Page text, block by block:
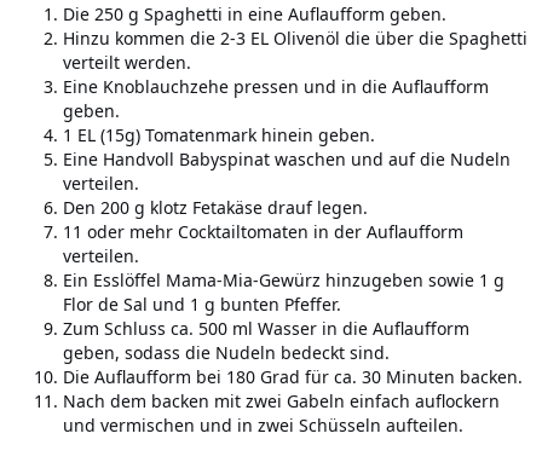
Die 250 g Spaghetti in eine Auflaufform geben.
Hinzu kommen die 2-3 EL Olivenöl die über die Spaghetti
verteilt werden.
Eine Knoblauchzehe pressen und in die Auflaufform
geben.
1 EL (15g) Tomatenmark hinein geben.
Eine Handvoll Babyspinat waschen und auf die Nudeln
verteilen.
Den 200 g klotz Fetakäse drauf legen.
11 oder mehr Cocktailtomaten in der Auflaufform
verteilen.
Ein Esslöffel Mama-Mia-Gewürz hinzugeben sowie 1 g
Flor de Sal und 1 g bunten Pfeffer.
Zum Schluss ca. 500 ml Wasser in die Auflaufform
geben, sodass die Nudeln bedeckt sind.
Die Auflaufform bei 180 Grad für ca. 30 Minuten backen.
Nach dem backen mit zwei Gabeln einfach auflockern
und vermischen und in zwei Schüsseln aufteilen.